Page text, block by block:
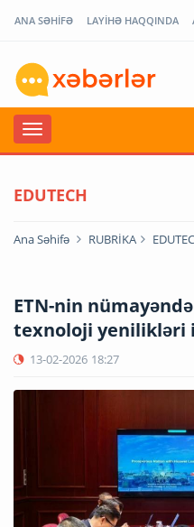
ANA SƏHİFƏ LAYİHƏ HAQQINDA
EDUTECH
Ana Səhifə RUBRİKA
ETN-nin
texnoloji yenilikləri
13-02-2026 18:27